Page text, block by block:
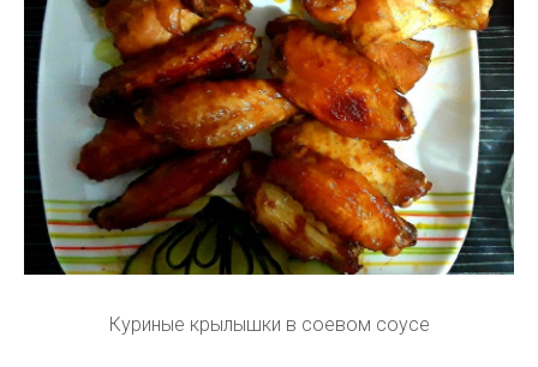
Куриные крылышки в соевом соусе